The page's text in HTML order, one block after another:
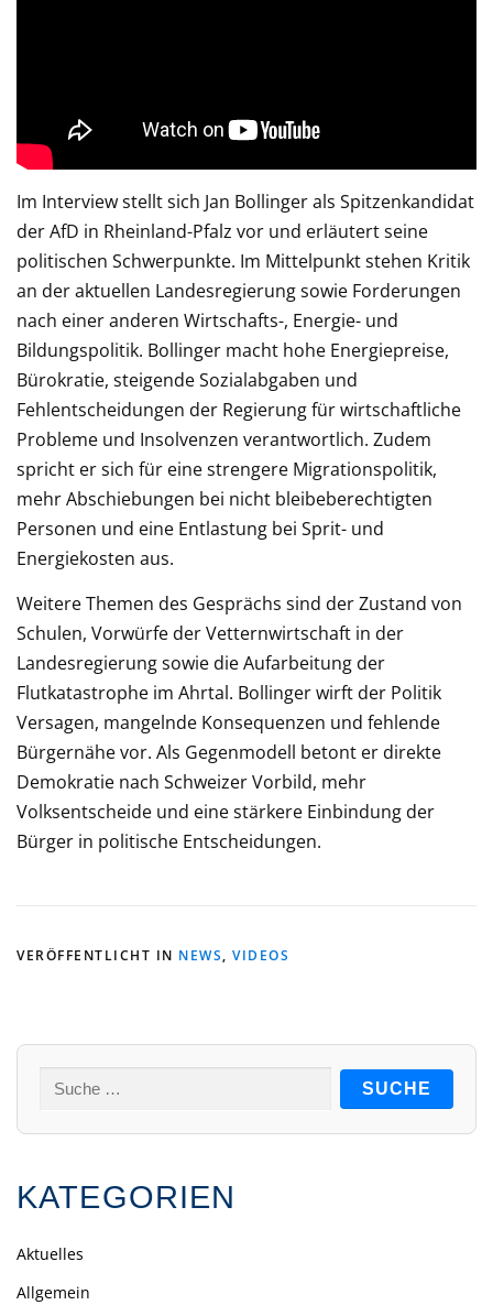
Im Interview stellt sich Jan Bollinger als Spitzenkandidat
der AfD in Rheinland-Pfalz vor und erläutert seine
politischen Schwerpunkte. Im Mittelpunkt stehen Kritik
an der aktuellen Landesregierung sowie Forderungen
nach einer anderen Wirtschafts-, Energie- und
Bildungspolitik. Bollinger macht hohe Energiepreise,
Bürokratie, steigende Sozialabgaben und
Fehlentscheidungen der Regierung für wirtschaftliche
Probleme und Insolvenzen verantwortlich. Zudem
spricht er sich für eine strengere Migrationspolitik,
mehr Abschiebungen bei nicht bleibeberechtigten
Personen und eine Entlastung bei Sprit- und
Energiekosten aus.
Weitere Themen des Gesprächs sind der Zustand von
Schulen, Vorwürfe der Vetternwirtschaft in der
Landesregierung sowie die Aufarbeitung der
Flutkatastrophe im Ahrtal. Bollinger wirft der Politik
Versagen, mangelnde Konsequenzen und fehlende
Bürgernähe vor. Als Gegenmodell betont er direkte
Demokratie nach Schweizer Vorbild, mehr
Volksentscheide und eine stärkere Einbindung der
Bürger in politische Entscheidungen.
VERÖFFENTLICHT IN NEWS, VIDEOS
Suche
KATEGORIEN
Aktuelles
Allgemein